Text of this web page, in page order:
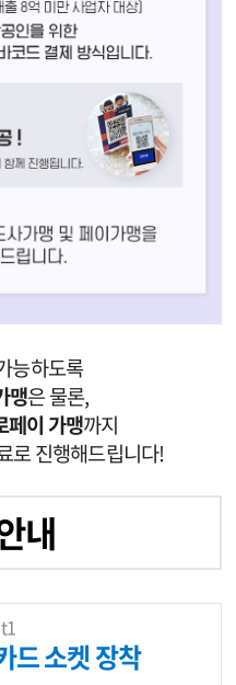
능하도록
맹은 물론,
페이 가맹까지
로 진행해드립니다!
내
드 소켓 장착